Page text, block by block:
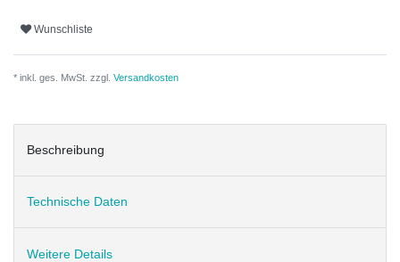
Wunschliste
* inkl. ges. MwSt. zzgl. Versandkosten
Beschreibung
Technische Daten
Weitere Details